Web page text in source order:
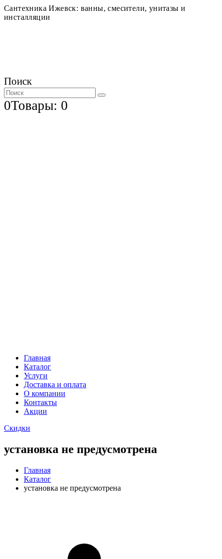
Сантехника Ижевск: ванны, смесители, унитазы и
инсталляции
Поиск
0Товары: 0
Главная
Каталог
Услуги
Доставка и оплата
О компании
Контакты
Акции
Скидки
установка не предусмотрена
Главная
Каталог
установка не предусмотрена